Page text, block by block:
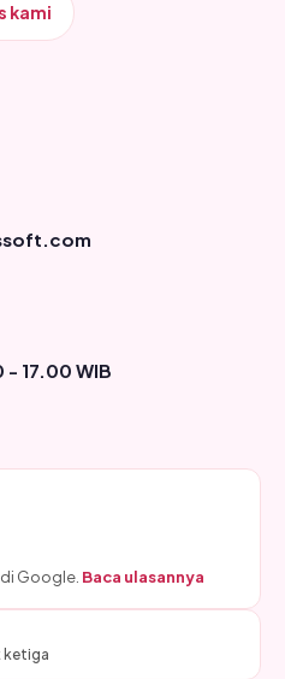
kami
17.00 WIB
Google. Baca ulasannya
ketiga